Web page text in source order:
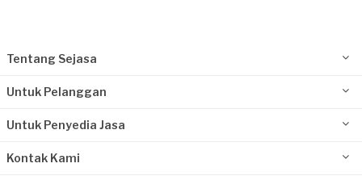
Tentang Sejasa
Untuk Pelanggan
Untuk Penyedia Jasa
Kontak Kami